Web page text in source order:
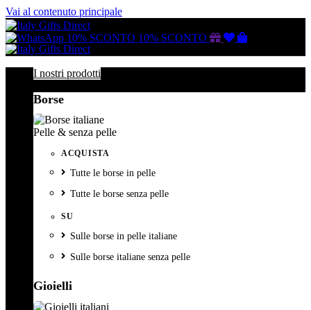
Vai al contenuto principale
10% SCONTO 10% SCONTO
Buono
ListaCarrello
I nostri prodotti
Borse
Pelle & senza pelle
ACQUISTA
Tutte le borse in pelle
Tutte le borse senza pelle
SU
Sulle borse in pelle italiane
Sulle borse italiane senza pelle
Gioielli